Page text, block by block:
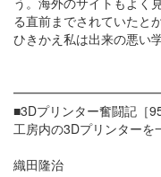
る直前までされていたと
ひきかえ私は出来の悪い
■3Dプリンター奮闘記［95
工房内の3Dプリンターを
織田隆治